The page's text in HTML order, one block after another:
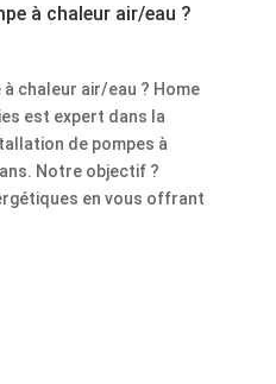
à chaleur air/eau ?
chaleur air/eau ? Home
est expert dans la
de pompes à
Notre objectif ?
en vous offrant